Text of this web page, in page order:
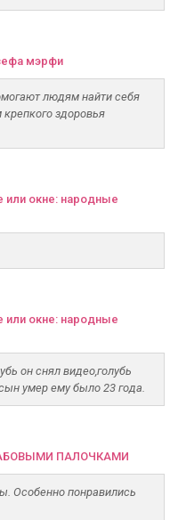
мэрфи
людям найти себя
здоровья
или окне: народные
или окне: народные
он снял видео,голубь
умер ему было 23 года.
ПАЛОЧКАМИ
Особенно понравились